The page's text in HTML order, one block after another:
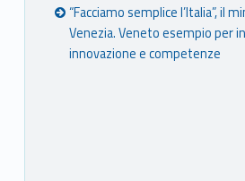
“Facciamo semplice l’Italia”, il
Venezia. Veneto esempio per
innovazione e competenze